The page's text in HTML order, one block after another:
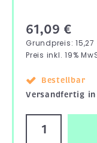
61,09 €
Grundpreis:
Preis inkl. 19%
Bestellbar
Versandfertig in